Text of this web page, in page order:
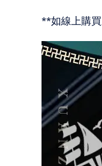
**如線上購